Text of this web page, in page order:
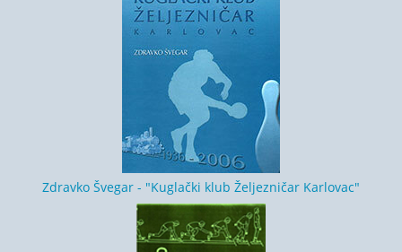
Zdravko Švegar - "Kuglački klub Željezničar Karlovac"